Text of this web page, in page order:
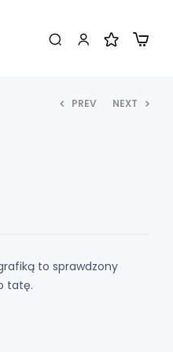
PREV NEXT
to sprawdzony
tatę.